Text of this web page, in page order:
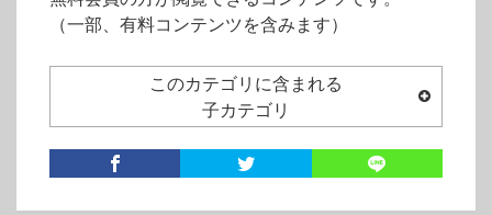
（一部、有料コンテンツを含みます）
このカテゴリに含まれる
子カテゴリ